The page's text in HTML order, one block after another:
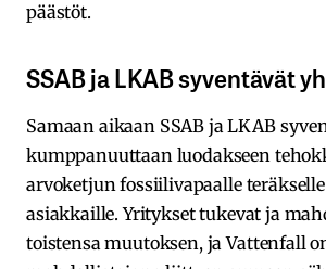
päästöt.
SSAB ja LKAB syventävät
Samaan aikaan SSAB ja LKAB
kumppanuuttaan luodakseen
arvoketjun fossiilivapaalle
asiakkaille. Yritykset tukevat ja
toistensa muutoksen, ja Vattenfall